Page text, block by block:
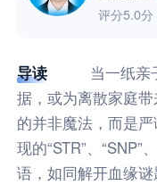
评分5.0分
导读
当一纸亲
据，或为离散家庭
的并非魔法，而是
现的“STR”、“SNP”
语，如同解开血缘